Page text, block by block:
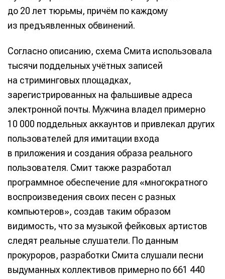
до 20 лет тюрьмы, причём по каждому
из предъявленных обвинений.
Согласно описанию, схема Смита использовала
тысячи поддельных учётных записей
на стриминговых площадках,
зарегистрированных на фальшивые адреса
электронной почты. Мужчина владел примерно
10 000 поддельных аккаунтов и привлекал других
пользователей для имитации входа
в приложения и создания образа реального
пользователя. Смит также разработал
программное обеспечение для «многократного
воспроизведения своих песен с разных
компьютеров», создав таким образом
видимость, что за музыкой фейковых артистов
следят реальные слушатели. По данным
прокуроров, разработки Смита слушали песни
выдуманных коллективов примерно по 661 440